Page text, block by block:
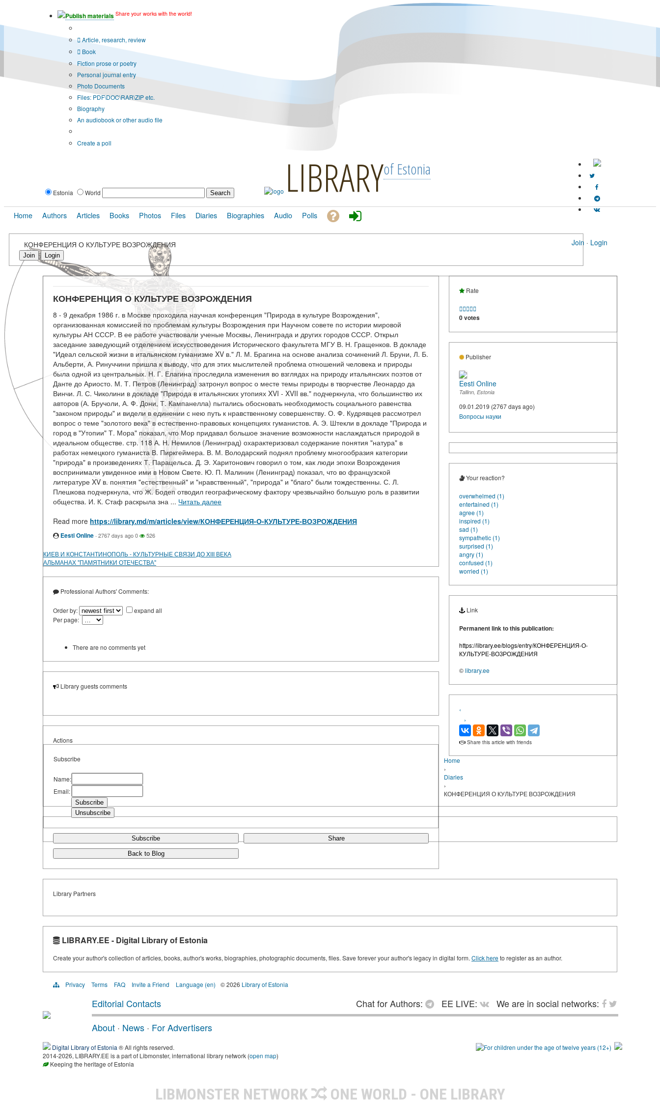
Publish materials Share your works with the world!
Article, research, review
Book
Fiction prose or poetry
Personal journal entry
Photo Documents
Files: PDF\DOC\RAR\ZIP etc.
Biography
An audiobook or other audio file
Create a poll
Estonia World LIBRARYof Estonia
Join · Login
Home Authors Articles Books Photos Files Diaries Biographies Audio Polls
КОНФЕРЕНЦИЯ О КУЛЬТУРЕ ВОЗРОЖДЕНИЯ
Join Login
КОНФЕРЕНЦИЯ О КУЛЬТУРЕ ВОЗРОЖДЕНИЯ
8 - 9 декабря 1986 г. в Москве проходила научная конференция "Природа в культуре Возрождения",
организованная комиссией по проблемам культуры Возрождения при Научном совете по истории мировой
культуры АН СССР. В ее работе участвовали ученые Москвы, Ленинграда и других городов СССР. Открыл
заседание заведующий отделением искусствоведения Исторического факультета МГУ В. Н. Гращенков. В докладе
"Идеал сельской жизни в итальянском гуманизме XV в." Л. М. Брагина на основе анализа сочинений Л. Бруни, Л. Б.
Альберти, А. Ринуччини пришла к выводу, что для этих мыслителей проблема отношений человека и природы
была одной из центральных. Н. Г. Елагина проследила изменения во взглядах на природу итальянских поэтов от
Данте до Ариосто. М. Т. Петров (Ленинград) затронул вопрос о месте темы природы в творчестве Леонардо да
Винчи. Л. С. Чиколини в докладе "Природа в итальянских утопиях XVI - XVII вв." подчеркнула, что большинство их
авторов (А. Бручоли, А. Ф. Дони, Т. Кампанелла) пытались обосновать необходимость социального равенства
"законом природы" и видели в единении с нею путь к нравственному совершенству. О. Ф. Кудрявцев рассмотрел
вопрос о теме "золотого века" в естественно-правовых концепциях гуманистов. А. Э. Штекли в докладе "Природа и
город в "Утопии" Т. Мора" показал, что Мор придавал большое значение возможности наслаждаться природой в
идеальном обществе. стр. 118 А. Н. Немилов (Ленинград) охарактеризовал содержание понятия "натура" в
работах немецкого гуманиста В. Пиркгеймера. В. М. Володарский поднял проблему многообразия категории
"природа" в произведениях Т. Парацельса. Д. Э. Харитонович говорил о том, как люди эпохи Возрождения
воспринимали увиденное ими в Новом Свете. Ю. П. Малинин (Ленинград) показал, что во французской
литературе XV в. понятия "естественный" и "нравственный", "природа" и "благо" были тождественны. С. Л.
Плешкова подчеркнула, что Ж. Бодеп отводил географическому фактору чрезвычайно большую роль в развитии
общества. И. К. Стаф раскрыла зна ... Читать далее
Read more https://library.md/m/articles/view/КОНФЕРЕНЦИЯ-О-КУЛЬТУРЕ-ВОЗРОЖДЕНИЯ
Eesti Online ·2767 days ago0 526
КИЕВ И КОНСТАНТИНОПОЛЬ - КУЛЬТУРНЫЕ СВЯЗИ ДО XIII ВЕКА
АЛЬМАНАХ "ПАМЯТНИКИ ОТЕЧЕСТВА"
Professional Authors' Comments:
Order by:
expand all
Per page:
There are no comments yet
Library guests comments
Actions
Subscribe
Name:
Email:
Subscribe Share
Back to Blog
Rate

0 votes
Publisher
Eesti Online
Tallinn, Estonia
09.01.2019 (2767 days ago)
Вопросы науки
Your reaction?
overwhelmed (1)
entertained (1)
agree (1)
inspired (1)
sad (1)
sympathetic (1)
surprised (1)
angry (1)
confused (1)
worried (1)
Link
Permanent link to this publication:
https://library.ee/blogs/entry/КОНФЕРЕНЦИЯ-О-
КУЛЬТУРЕ-ВОЗРОЖДЕНИЯ
©library.ee
‹
›
Share this article with friends
Library Partners
LIBRARY.EE - Digital Library of Estonia
Create your author's collection of articles, books, author's works, biographies, photographic documents, files. Save forever your author's legacy in digital form. Click hereto register as an author.
Home
›
Diaries
›
КОНФЕРЕНЦИЯ О КУЛЬТУРЕ ВОЗРОЖДЕНИЯ
Privacy Terms FAQ Invite a Friend Language (en) © 2026 Library of Estonia
Editorial Contacts Chat for Authors: EE LIVE:
We are in social networks:
About · News · For Advertisers
Digital Library of Estonia ® All rights reserved.
2014-2026, LIBRARY.EE is a part of Libmonster, international library network (open map)
Keeping the heritage of Estonia
LIBMONSTER NETWORK ONE WORLD - ONE LIBRARY